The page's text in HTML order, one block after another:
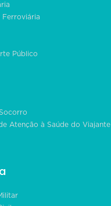
Ferroviária
Público
Atenção à Saúde do Viajante